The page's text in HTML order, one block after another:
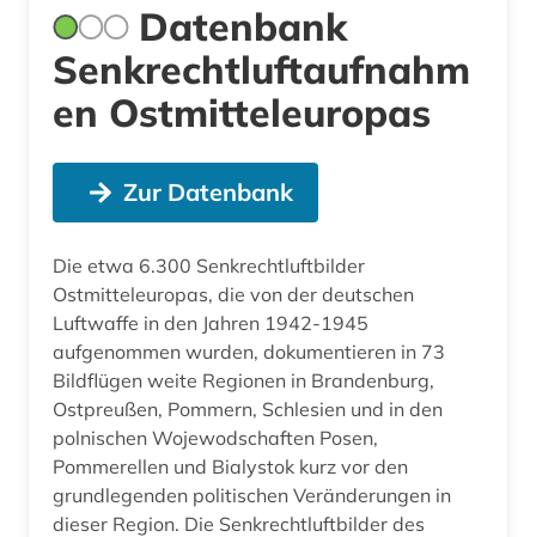
Datenbank
Senkrechtluftaufnahm
en Ostmitteleuropas
Zur Datenbank
Die etwa 6.300 Senkrechtluftbilder
Ostmitteleuropas, die von der deutschen
Luftwaffe in den Jahren 1942-1945
aufgenommen wurden, dokumentieren in 73
Bildflügen weite Regionen in Brandenburg,
Ostpreußen, Pommern, Schlesien und in den
polnischen Wojewodschaften Posen,
Pommerellen und Bialystok kurz vor den
grundlegenden politischen Veränderungen in
dieser Region. Die Senkrechtluftbilder des